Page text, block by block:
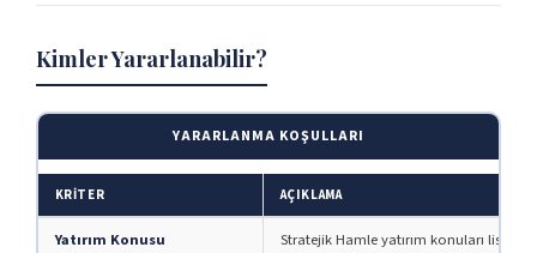
Kimler Yararlanabilir?
YARARLANMA KOŞULLARI
KRITER AÇIKLAMA
Yatırım Konusu Stratejik Hamle yatırım konuları